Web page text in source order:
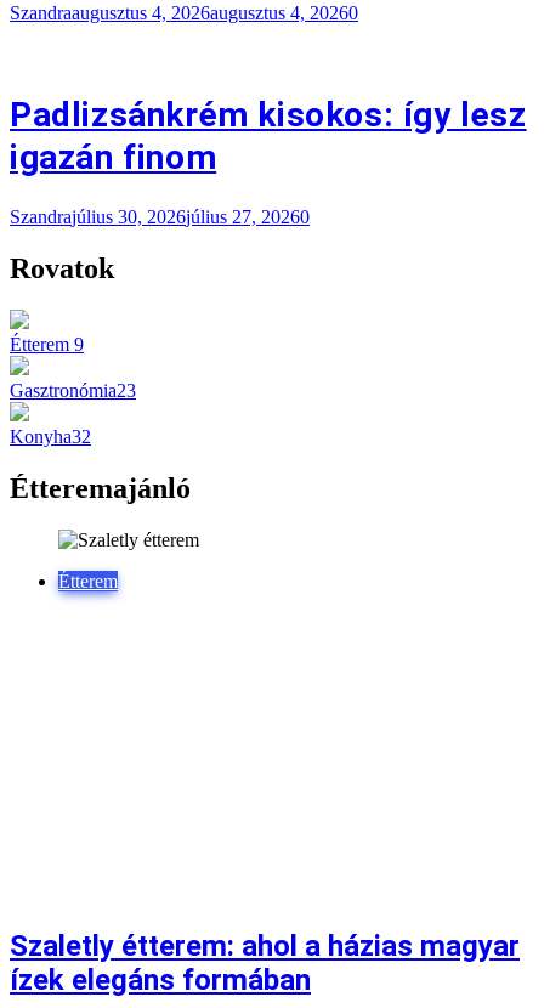
Szandraaugusztus 4, 2026augusztus 4, 20260
Padlizsánkrém kisokos: így lesz
igazán finom
Szandrajúlius 30, 2026július 27, 20260
Rovatok
Étterem 9
Gasztronómia23
Konyha32
Étteremajánló
Étterem
Szaletly étterem: ahol a házias magyar
ízek elegáns formában